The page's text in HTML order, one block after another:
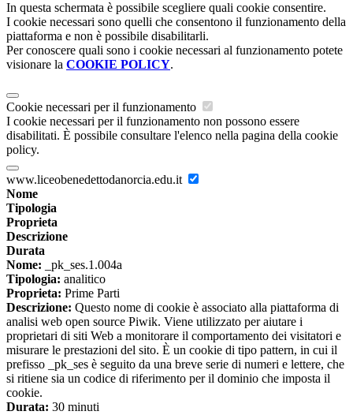
In questa schermata è possibile scegliere quali cookie consentire.
I cookie necessari sono quelli che consentono il funzionamento della
piattaforma e non è possibile disabilitarli.
Per conoscere quali sono i cookie necessari al funzionamento potete
visionare la COOKIE POLICY.
Cookie necessari per il funzionamento
I cookie necessari per il funzionamento non possono essere
disabilitati. È possibile consultare l'elenco nella pagina della cookie
policy.
www.liceobenedettodanorcia.edu.it
Nome
Tipologia
Proprieta
Descrizione
Durata
Nome: _pk_ses.1.004a
Tipologia: analitico
Proprieta: Prime Parti
Descrizione: Questo nome di cookie è associato alla piattaforma di
analisi web open source Piwik. Viene utilizzato per aiutare i
proprietari di siti Web a monitorare il comportamento dei visitatori e
misurare le prestazioni del sito. È un cookie di tipo pattern, in cui il
prefisso _pk_ses è seguito da una breve serie di numeri e lettere, che
si ritiene sia un codice di riferimento per il dominio che imposta il
cookie.
Durata: 30 minuti